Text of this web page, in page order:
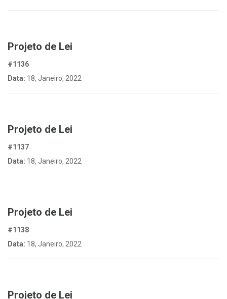
Projeto de Lei
#1136
Data: 18, Janeiro, 2022
Projeto de Lei
#1137
Data: 18, Janeiro, 2022
Projeto de Lei
#1138
Data: 18, Janeiro, 2022
Projeto de Lei